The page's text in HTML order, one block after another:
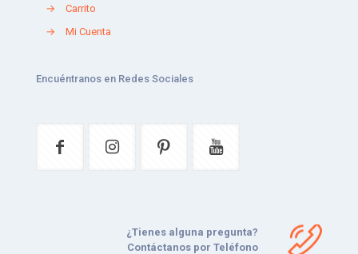
→
Carrito
→
Mi Cuenta
Encuéntranos en Redes Sociales
¿Tienes alguna pregunta?
Contáctanos por Teléfono